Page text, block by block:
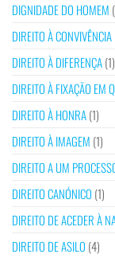
DIGNIDADE DO HOMEM
DIREITO À CONVIVÊNCIA
DIREITO À DIFERENÇA(1)
DIREITO À FIXAÇÃO EM
DIREITO À HONRA(1)
DIREITO À IMAGEM (1)
DIREITO A UM
DIREITO CANÓNICO (1)
DIREITO DE ACEDER À
DIREITO DE ASILO (4)